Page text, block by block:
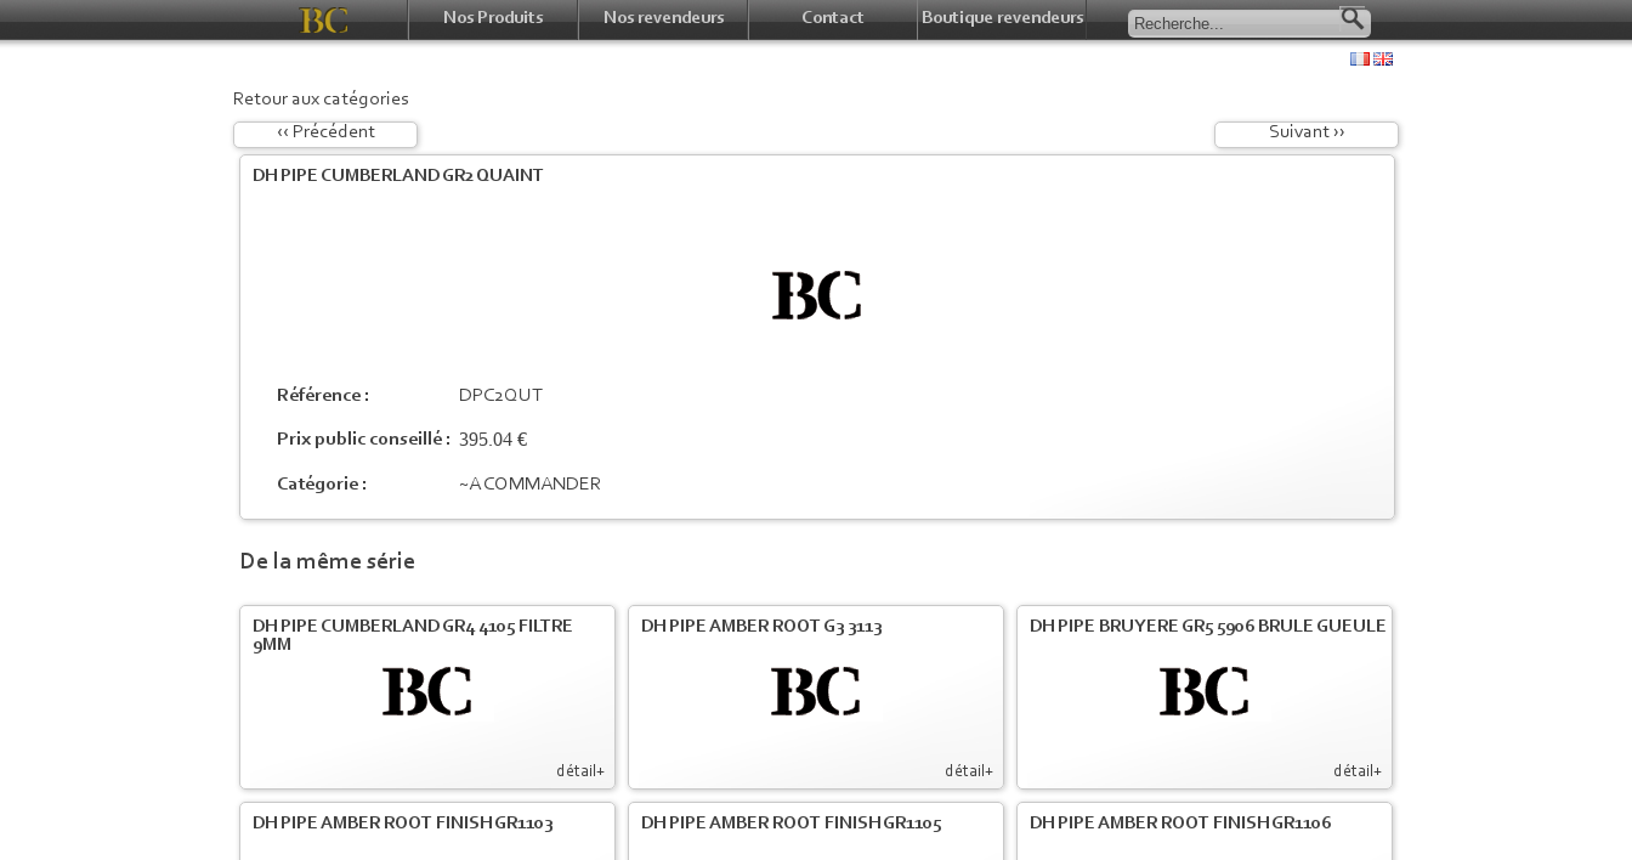
Nos Produits Nos revendeurs Contact Boutique revendeurs
Retour aux catégories
‹‹ Précédent
Suivant ››
DH PIPE CUMBERLAND GR2 QUAINT
Référence : DPC2QUT
Prix public conseillé : 395.04 €
Catégorie : ~A COMMANDER
De la même série
détail+
DH PIPE CUMBERLAND GR4 4105 FILTRE
9MM
détail+
DH PIPE AMBER ROOT G3 3113
détail+
DH PIPE BRUYERE GR5 5906 BRULE GUEULE
DH PIPE AMBER ROOT FINISH GR1103 DH PIPE AMBER ROOT FINISH GR1105 DH PIPE AMBER ROOT FINISH GR1106